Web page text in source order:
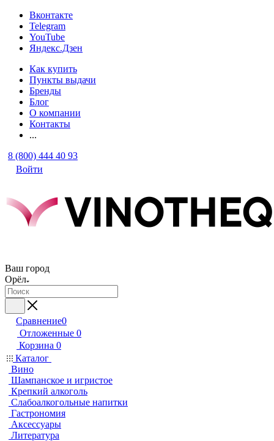
Вконтакте
Telegram
YouTube
Яндекс.Дзен
Как купить
Пункты выдачи
Бренды
Блог
О компании
Контакты
...
8 (800) 444 40 93
Войти
Ваш город
Орёл
Сравнение0
Отложенные 0
Корзина 0
Каталог
Вино
Шампанское и игристое
Крепкий алкоголь
Слабоалкогольные напитки
Гастрономия
Аксессуары
Литература